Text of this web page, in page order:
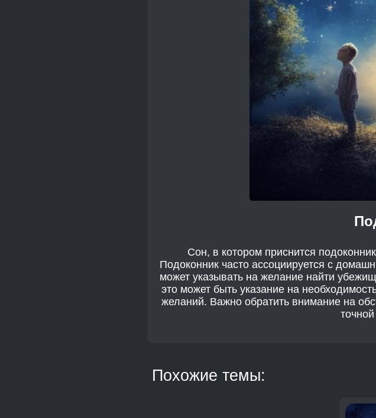
Сон, в котором приснится
Подоконник часто ассоциируется с
может указывать на желание найти
это может быть указание на
желаний. Важно обратить внимание на
Похожие темы: